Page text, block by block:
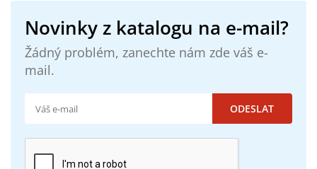
Novinky z katalogu na e-mail?
Žádný problém, zanechte nám zde váš e-
mail.